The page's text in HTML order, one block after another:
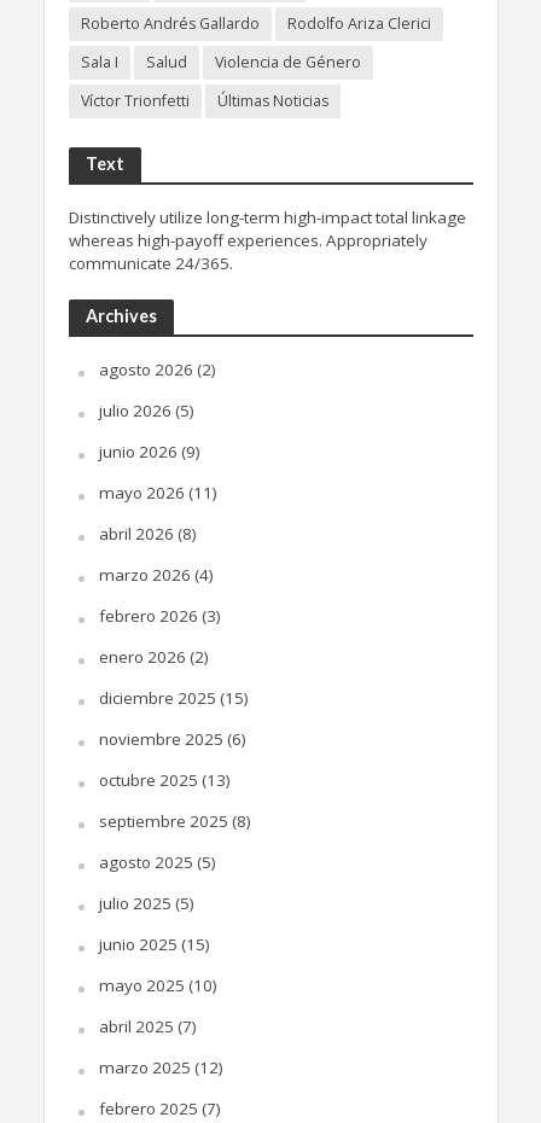
Roberto Andrés Gallardo
Rodolfo Ariza Clerici
Sala I
Salud
Violencia de Género
Víctor Trionfetti
Últimas Noticias
Text
Distinctively utilize long-term high-impact total linkage
whereas high-payoff experiences. Appropriately
communicate 24/365.
Archives
agosto 2026 (2)
julio 2026 (5)
junio 2026 (9)
mayo 2026 (11)
abril 2026 (8)
marzo 2026 (4)
febrero 2026 (3)
enero 2026 (2)
diciembre 2025 (15)
noviembre 2025 (6)
octubre 2025 (13)
septiembre 2025 (8)
agosto 2025 (5)
julio 2025 (5)
junio 2025 (15)
mayo 2025 (10)
abril 2025 (7)
marzo 2025 (12)
febrero 2025 (7)